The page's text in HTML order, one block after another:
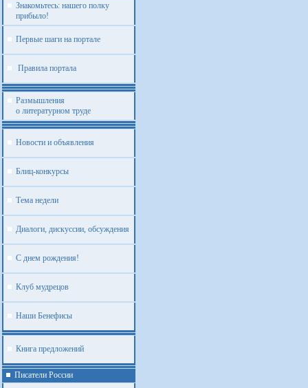
Знакомьтесь: нашего полку
прибыло!
Первые шаги на портале
Правила портала
Размышления
о литературном труде
Новости и объявления
Блиц-конкурсы
Тема недели
Диалоги, дискуссии, обсуждения
С днем рождения!
Клуб мудрецов
Наши Бенефисы
Книга предложений
Писатели России